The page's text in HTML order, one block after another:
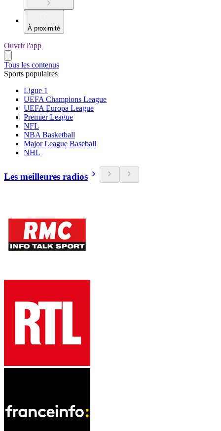
À proximité
Ouvrir l'app
Tous les contenus
Sports populaires
Ligue 1
UEFA Champions League
UEFA Europa League
Premier League
NFL
NBA Basketball
Major League Baseball
NHL
Les meilleures radios